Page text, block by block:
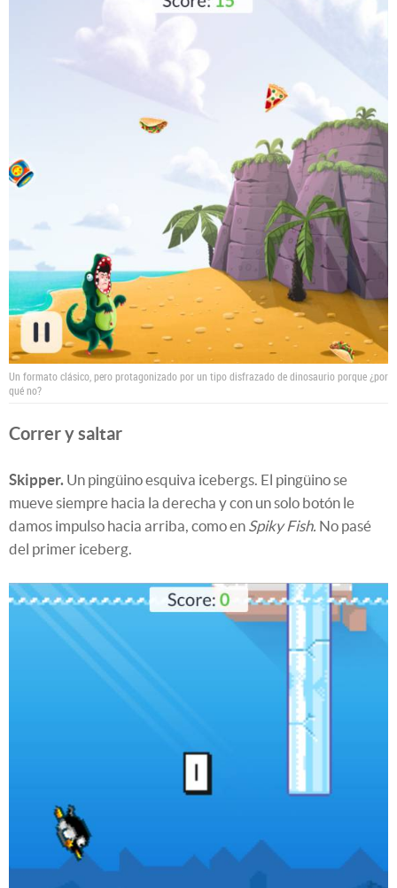
Un formato clásico, pero protagonizado por un tipo disfrazado de dinosaurio porque ¿por
qué no?
Correr y saltar
Skipper. Un pingüino esquiva icebergs. El pingüino se
mueve siempre hacia la derecha y con un solo botón le
damos impulso hacia arriba, como en Spiky Fish. No pasé
del primer iceberg.